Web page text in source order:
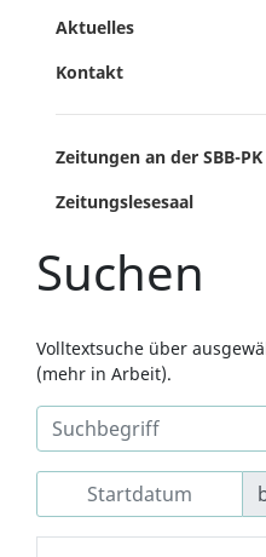
Aktuelles
Kontakt
Zeitungen an der SBB-PK
Zeitungslesesaal
Suchen
Volltextsuche über
(mehr in Arbeit).